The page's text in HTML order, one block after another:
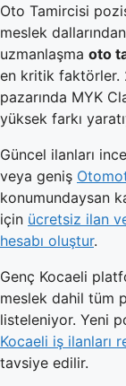
Oto Tamircisi
meslek
uzmanlaşma oto
en kritik faktörler.
pazarında MYK
yüksek farkı
Güncel ilanları
veya geniş
konumundaysan
için ücretsiz ilan
hesabı oluştur.
Genç Kocaeli
meslek dahil tüm
listeleniyor. Yeni
Kocaeli iş ilanları
tavsiye edilir.